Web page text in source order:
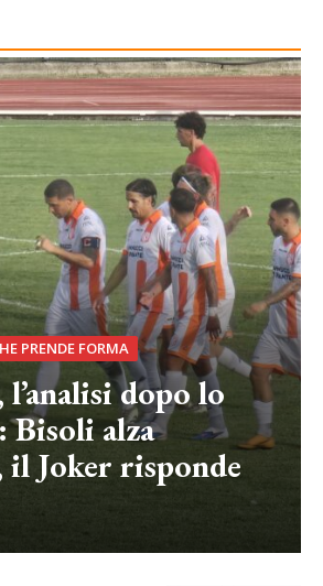
PRENDE FORMA
dopo lo
Bisoli alza
il Joker risponde